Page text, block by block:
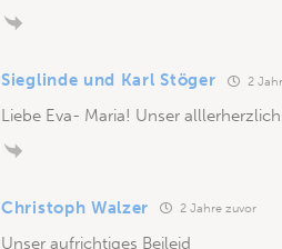
Sieglinde und Karl Stöger 2
Liebe Eva- Maria! Unser
Christoph Walzer 2 Jahre zuvor
Unser aufrichtiges Beileid